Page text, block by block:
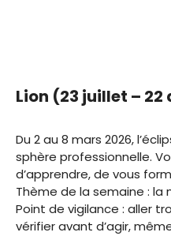
Lion (23 juillet –
Du 2 au 8 mars 2026,
sphère professionnelle.
d’apprendre, de vous
Thème de la semaine :
Point de vigilance : aller
vérifier avant d’agir,